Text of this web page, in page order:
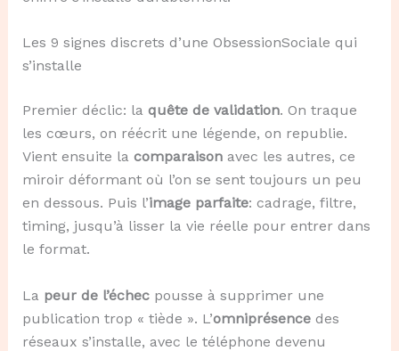
Les 9 signes discrets d’une ObsessionSociale qui
s’installe
Premier déclic: la quête de validation. On traque
les cœurs, on réécrit une légende, on republie.
Vient ensuite la comparaisonavec les autres, ce
miroir déformant où l’on se sent toujours un peu
en dessous. Puis l’image parfaite: cadrage, filtre,
timing, jusqu’à lisser la vie réelle pour entrer dans
le format.
La peur de l’échecpousse à supprimer une
publication trop « tiède ». L’omniprésencedes
réseaux s’installe, avec le téléphone devenu